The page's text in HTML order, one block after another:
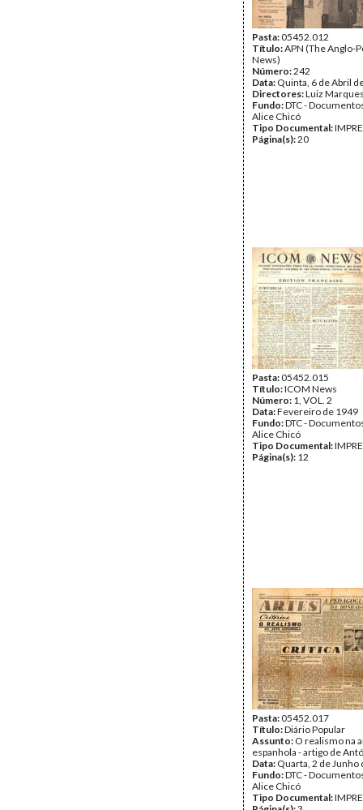
Pasta:05452.012
Título:APN (The Anglo-
News)
Número:242
Data: Quinta, 6 de Abril
Directores:Luiz
Fundo:DTC -
Alice Chicó
Tipo Documental:
Página(s):20
Pasta:05452.015
Título:ICOM News
Número: 1, VOL. 2
Data:Fevereiro de 1949
Fundo:DTC -
Alice Chicó
Tipo Documental:
Página(s): 12
Pasta:05452.017
Título:Diário Popular
Assunto: O realismo na
espanhola - artigo de
Data: Quarta, 2 de Junho
Fundo:DTC -
Alice Chicó
Tipo Documental: